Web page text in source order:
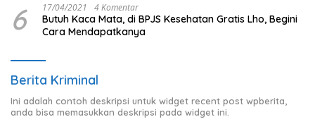
6 17/04/2021 4 Komentar
Butuh Kaca Mata, di BPJS Kesehatan Gratis Lho, Begini
Cara Mendapatkanya
Berita Kriminal
Ini adalah contoh deskripsi untuk widget recent post wpberita,
anda bisa memasukkan deskripsi pada widget ini.